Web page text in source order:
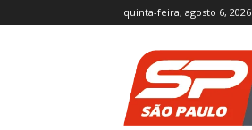
quinta-feira, agosto 6, 2026